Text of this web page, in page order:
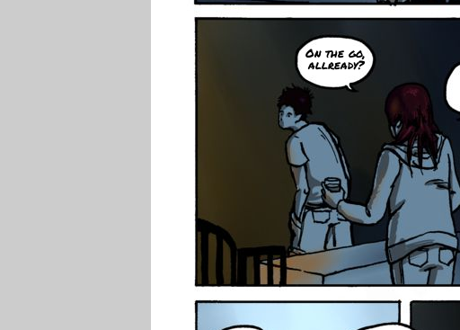
On the go,
allready?